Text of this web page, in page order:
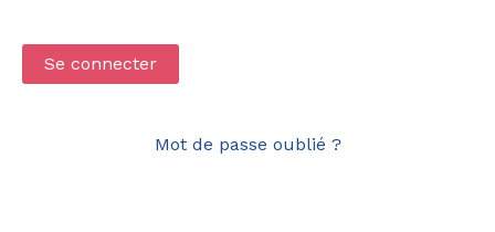
Mot de passe oublié ?